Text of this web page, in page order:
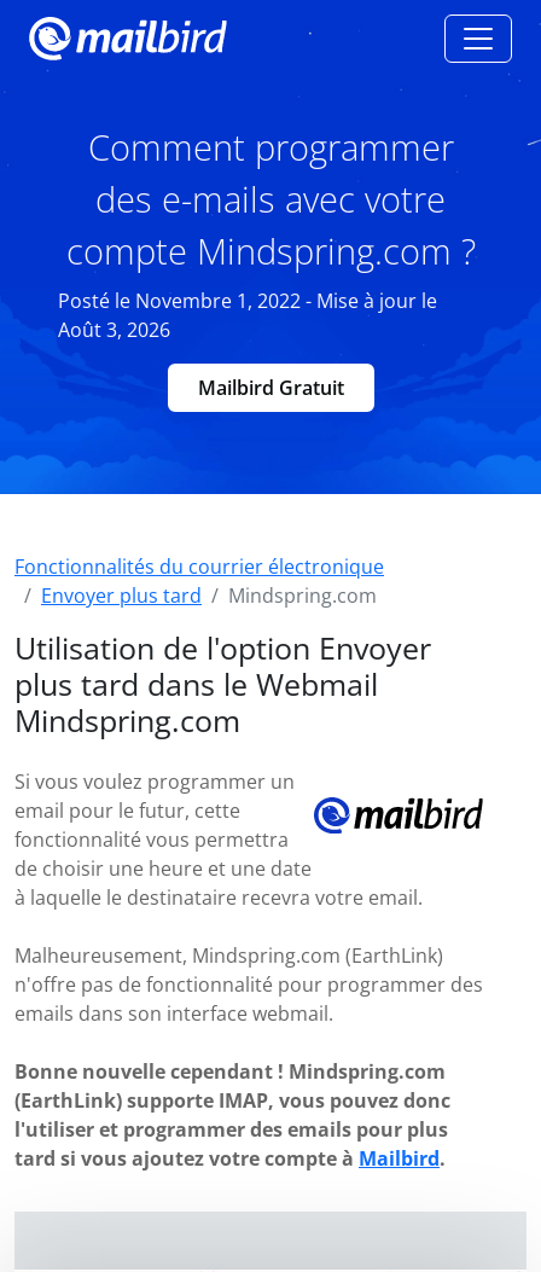
Comment programmer
des e-mails avec votre
compte Mindspring.com ?
Posté le Novembre 1, 2022 - Mise à jour le
Août 3, 2026
Mailbird Gratuit
Fonctionnalités du courrier électronique
Envoyer plus tard
Mindspring.com
Utilisation de l'option Envoyer
plus tard dans le Webmail
Mindspring.com
Si vous voulez programmer un
email pour le futur, cette
fonctionnalité vous permettra
de choisir une heure et une date
à laquelle le destinataire recevra votre email.
Malheureusement, Mindspring.com (EarthLink)
n'offre pas de fonctionnalité pour programmer des
emails dans son interface webmail.
Bonne nouvelle cependant ! Mindspring.com
(EarthLink) supporte IMAP, vous pouvez donc
l'utiliser et programmer des emails pour plus
tard si vous ajoutez votre compte à Mailbird.